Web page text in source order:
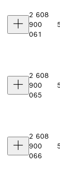
2 608
900
061
2 608
900
065
2 608
900
066